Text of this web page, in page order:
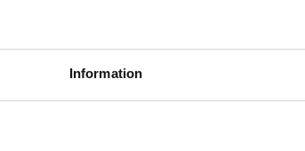
Information